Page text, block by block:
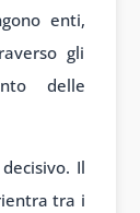
enti,
gli
delle
Il
tra i